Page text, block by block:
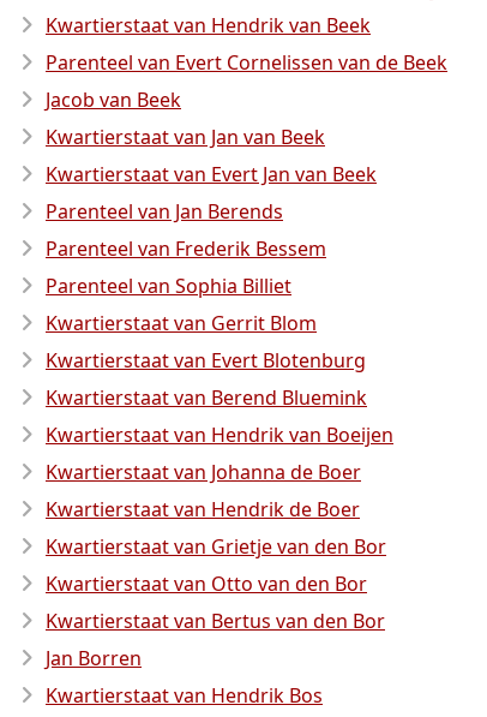
Kwartierstaat van Hendrik van Beek
Parenteel van Evert Cornelissen van de Beek
Jacob van Beek
Kwartierstaat van Jan van Beek
Kwartierstaat van Evert Jan van Beek
Parenteel van Jan Berends
Parenteel van Frederik Bessem
Parenteel van Sophia Billiet
Kwartierstaat van Gerrit Blom
Kwartierstaat van Evert Blotenburg
Kwartierstaat van Berend Bluemink
Kwartierstaat van Hendrik van Boeijen
Kwartierstaat van Johanna de Boer
Kwartierstaat van Hendrik de Boer
Kwartierstaat van Grietje van den Bor
Kwartierstaat van Otto van den Bor
Kwartierstaat van Bertus van den Bor
Jan Borren
Kwartierstaat van Hendrik Bos